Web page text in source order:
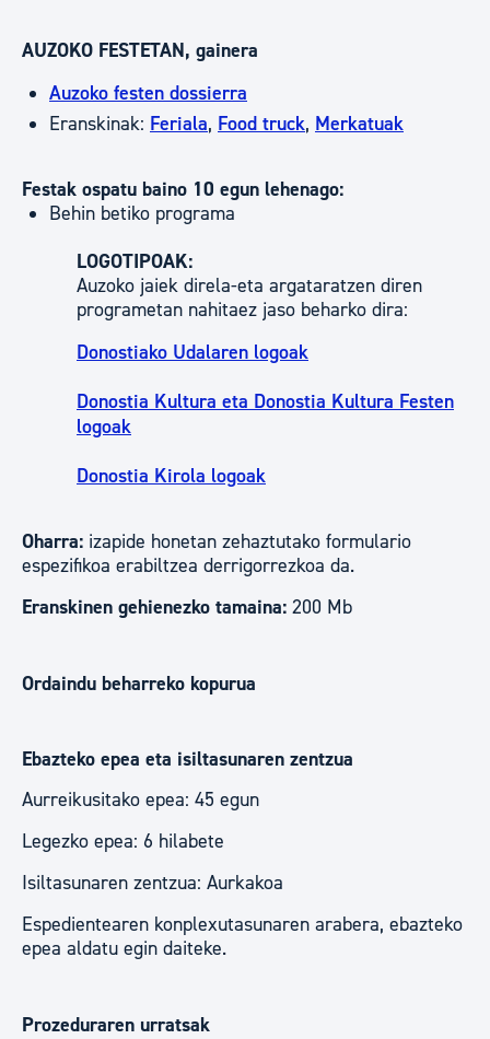
AUZOKO FESTETAN, gainera
Auzoko festen dossierra
Eranskinak: Feriala, Food truck, Merkatuak
Festak ospatu baino 10 egun lehenago:
Behin betiko programa
LOGOTIPOAK:
Auzoko jaiek direla-eta argataratzen diren
programetan nahitaez jaso beharko dira:
Donostiako Udalaren logoak
Donostia Kultura eta Donostia Kultura Festen
logoak
Donostia Kirola logoak
Oharra: izapide honetan zehaztutako formulario
espezifikoa erabiltzea derrigorrezkoa da.
Eranskinen gehienezko tamaina: 200 Mb
Ordaindu beharreko kopurua
Ebazteko epea eta isiltasunaren zentzua
Aurreikusitako epea: 45 egun
Legezko epea: 6 hilabete
Isiltasunaren zentzua: Aurkakoa
Espedientearen konplexutasunaren arabera, ebazteko
epea aldatu egin daiteke.
Prozeduraren urratsak